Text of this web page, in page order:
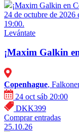
¡Maxim Galkin en
24 de octubre de 2026
19:00.
Levántate
¡Maxim Galkin
Copenhague,
24 oct sáb 20:00
DKK399
Comprar entradas
25.10.26